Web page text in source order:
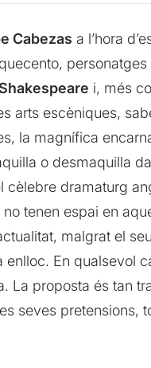
Cabezas a l’hora
i, més
arts escèniques,
la magnífica
o desmaquilla
dramaturg
tenen espai en
malgrat el
En qualsevol
La proposta és tan
seves pretensions,